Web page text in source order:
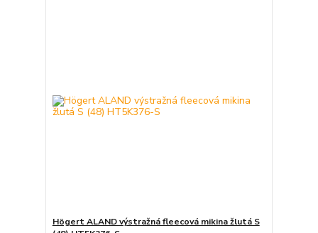
Högert ALAND výstražná fleecová mikina žlutá S